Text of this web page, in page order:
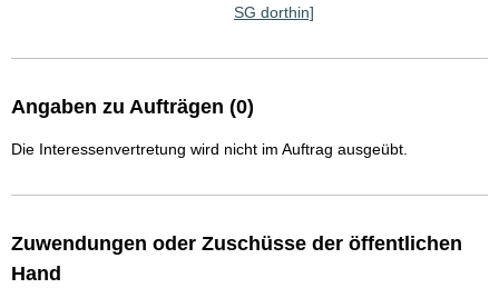
SG dorthin]
Angaben zu Aufträgen (0)
Die Interessenvertretung wird nicht im Auftrag ausgeübt.
Zuwendungen oder Zuschüsse der öffentlichen
Hand